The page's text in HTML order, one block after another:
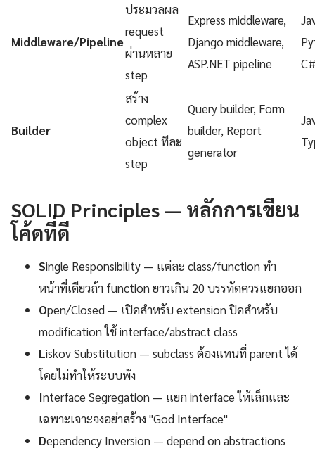
Middleware/Pipeline
ประมวลผล
request
ผ่านหลาย
step
Express middleware,
Django middleware,
ASP.NET pipeline
Builder
สร้าง
complex
object ทีละ
step
Query builder, Form
builder, Report
generator
SOLID Principles — หลักการเขียน
โค้ดที่ดี
Single Responsibility — แต่ละ class/function ทำ
หน้าที่เดียวถ้า function ยาวเกิน 20 บรรทัดควรแยกออก
Open/Closed — เปิดสำหรับ extension ปิดสำหรับ
modification ใช้ interface/abstract class
Liskov Substitution — subclass ต้องแทนที่ parent ได้
โดยไม่ทำให้ระบบพัง
Interface Segregation — แยก interface ให้เล็กและ
เฉพาะเจาะจงอย่าสร้าง "God Interface"
Dependency Inversion — depend on abstractions